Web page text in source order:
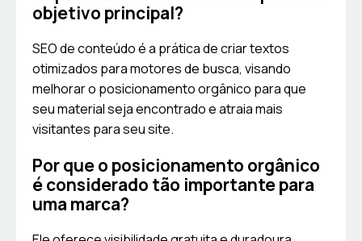
objetivo principal?
SEO de conteúdo é a prática de criar textos
otimizados para motores de busca, visando
melhorar o posicionamento orgânico para que
seu material seja encontrado e atraia mais
visitantes para seu site.
Por que o posicionamento orgânico
é considerado tão importante para
uma marca?